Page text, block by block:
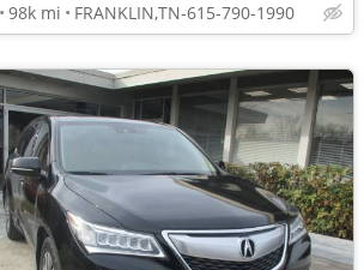
98k mi FRANKLIN,TN-615-790-1990